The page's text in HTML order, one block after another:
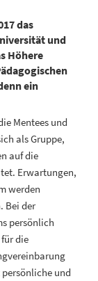
das
und
Höhere
ein
Mentees und
als Gruppe,
auf die
Erwartungen,
werden
Bei der
persönlich
die
persönliche und